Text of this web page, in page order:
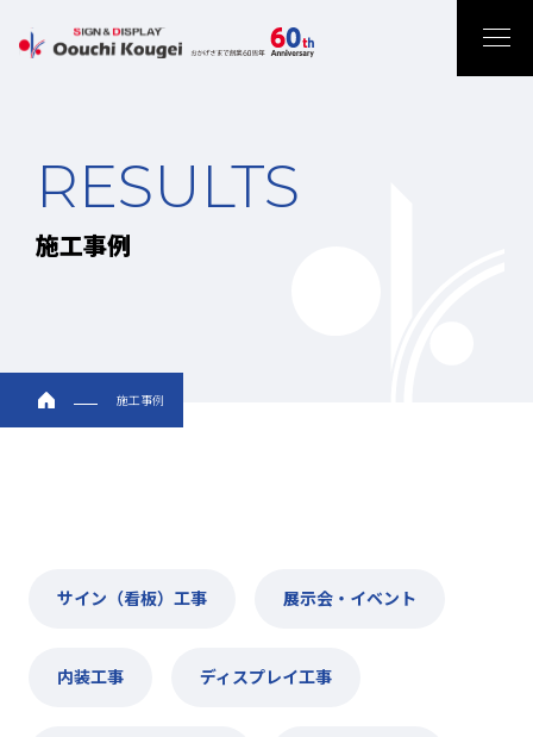
RESULTS
施工事例
施工事例
サイン（看板）工事 展示会・イベント
内装工事 ディスプレイ工事